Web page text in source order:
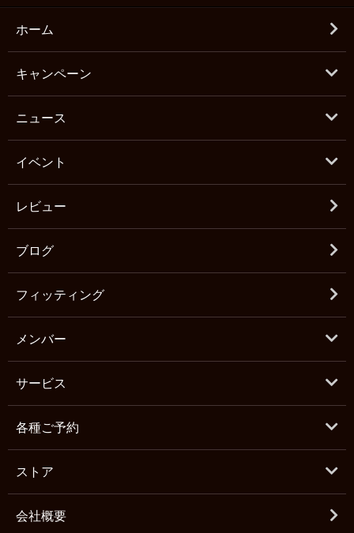
ホーム
キャンペーン
ニュース
イベント
レビュー
ブログ
フィッティング
メンバー
サービス
各種ご予約
ストア
会社概要